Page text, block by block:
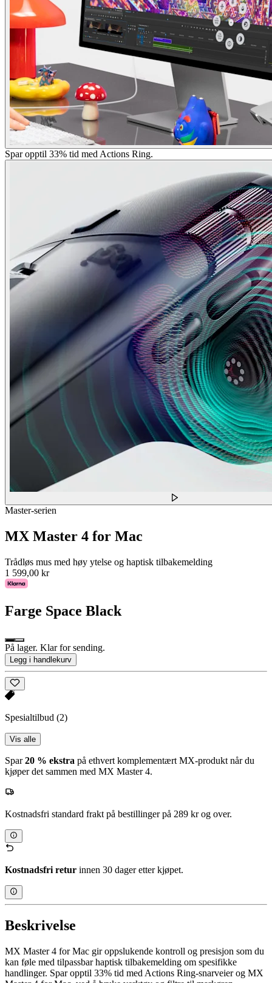
Spar opptil 33% tid med Actions Ring.
Master-serien
MX Master 4 for Mac
Trådløs mus med høy ytelse og haptisk tilbakemelding
1 599,00 kr
Farge Space Black
På lager. Klar for sending.
Legg i handlekurv
Spesialtilbud (2)
Vis alle
Spar20 % ekstra på ethvert komplementært MX-produkt når du
kjøper det sammen med MX Master 4.
Kostnadsfri standard frakt på bestillinger på 289 kr og over.
Kostnadsfri retur innen 30 dager etter kjøpet.
Beskrivelse
MX Master 4 for Mac gir oppslukende kontroll og presisjon som du
kan føle med tilpassbar haptisk tilbakemelding om spesifikke
handlinger. Spar opptil 33% tid med Actions Ring-snarveier og MX